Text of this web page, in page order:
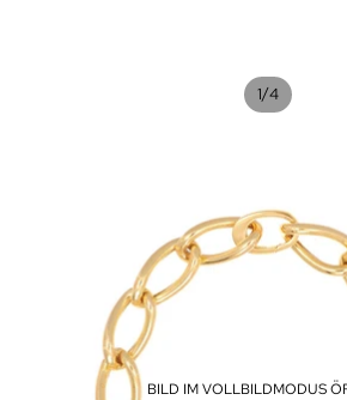
1/4
BILD IM VOLLBILDMODUS